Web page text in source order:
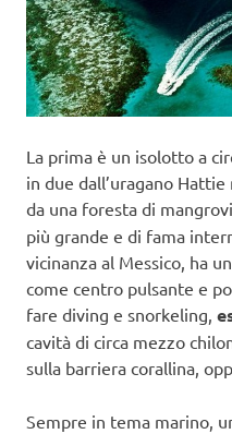
La prima è un isolotto a
in due dall’uragano
da una foresta di
più grande e di fama
vicinanza al Messico, ha
come centro pulsante e
fare diving e snorkeling,
cavità di circa mezzo
sulla barriera corallina,
Sempre in tema marino,